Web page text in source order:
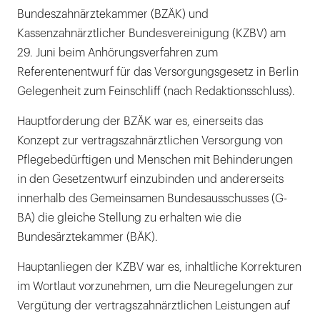
Bundeszahnärztekammer (BZÄK) und
Kassenzahnärztlicher Bundesvereinigung (KZBV) am
29. Juni beim Anhörungsverfahren zum
Referentenentwurf für das Versorgungsgesetz in Berlin
Gelegenheit zum Feinschliff (nach Redaktionsschluss).
Hauptforderung der BZÄK war es, einerseits das
Konzept zur vertragszahnärztlichen Versorgung von
Pflegebedürftigen und Menschen mit Behinderungen
in den Gesetzentwurf einzubinden und andererseits
innerhalb des Gemeinsamen Bundesausschusses (G-
BA) die gleiche Stellung zu erhalten wie die
Bundesärztekammer (BÄK).
Hauptanliegen der KZBV war es, inhaltliche Korrekturen
im Wortlaut vorzunehmen, um die Neuregelungen zur
Vergütung der vertragszahnärztlichen Leistungen auf